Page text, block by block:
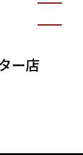
ー店